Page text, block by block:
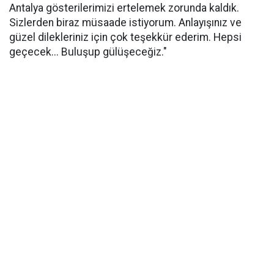
Antalya gösterilerimizi ertelemek zorunda kaldık.
Sizlerden biraz müsaade istiyorum. Anlayışınız ve
güzel dilekleriniz için çok teşekkür ederim. Hepsi
geçecek... Buluşup gülüşeceğiz."